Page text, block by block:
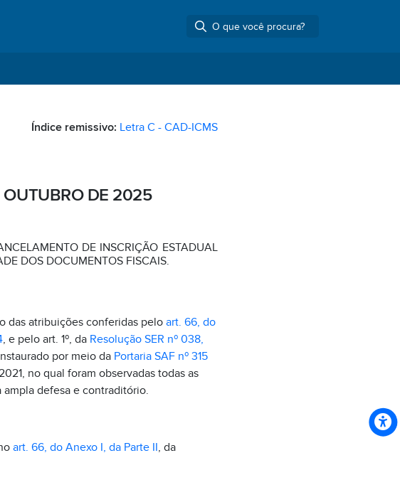
Índice remissivo: Letra C - CAD-ICMS
OUTUBRO DE 2025
DE INSCRIÇÃO ESTADUAL
DOS DOCUMENTOS FISCAIS.
das atribuições conferidas pelo art. 66, do
, e pelo art. 1º, da Resolução SER nº 038,
por meio da Portaria SAF nº 315
no qual foram observadas todas as
defesa e contraditório.
art. 66, do Anexo I, da Parte II, da